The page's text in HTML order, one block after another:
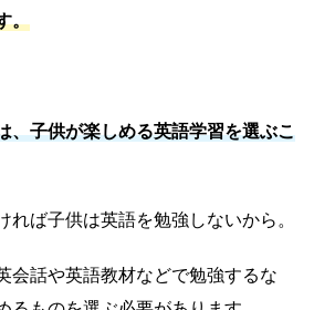
。
、子供が楽しめる英語学習を選ぶこ
れば子供は英語を勉強しないから。
会話や英語教材などで勉強するな